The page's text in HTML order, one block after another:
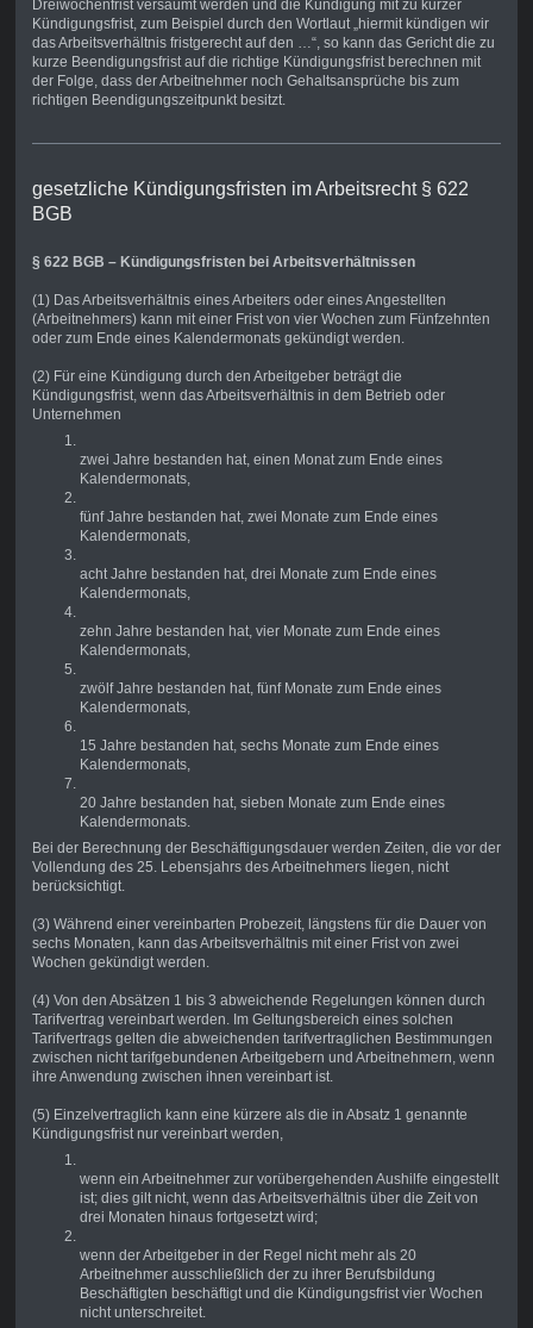
Dreiwochenfrist versäumt werden und die Kündigung mit zu kurzer
Kündigungsfrist, zum Beispiel durch den Wortlaut „hiermit kündigen wir
das Arbeitsverhältnis fristgerecht auf den …“, so kann das Gericht die zu
kurze Beendigungsfrist auf die richtige Kündigungsfrist berechnen mit
der Folge, dass der Arbeitnehmer noch Gehaltsansprüche bis zum
richtigen Beendigungszeitpunkt besitzt.
gesetzliche Kündigungsfristen im Arbeitsrecht § 622
BGB
§ 622 BGB – Kündigungsfristen bei Arbeitsverhältnissen
(1) Das Arbeitsverhältnis eines Arbeiters oder eines Angestellten
(Arbeitnehmers) kann mit einer Frist von vier Wochen zum Fünfzehnten
oder zum Ende eines Kalendermonats gekündigt werden.
(2) Für eine Kündigung durch den Arbeitgeber beträgt die
Kündigungsfrist, wenn das Arbeitsverhältnis in dem Betrieb oder
Unternehmen
zwei Jahre bestanden hat, einen Monat zum Ende eines
Kalendermonats,
fünf Jahre bestanden hat, zwei Monate zum Ende eines
Kalendermonats,
acht Jahre bestanden hat, drei Monate zum Ende eines
Kalendermonats,
zehn Jahre bestanden hat, vier Monate zum Ende eines
Kalendermonats,
zwölf Jahre bestanden hat, fünf Monate zum Ende eines
Kalendermonats,
15 Jahre bestanden hat, sechs Monate zum Ende eines
Kalendermonats,
20 Jahre bestanden hat, sieben Monate zum Ende eines
Kalendermonats.
Bei der Berechnung der Beschäftigungsdauer werden Zeiten, die vor der
Vollendung des 25. Lebensjahrs des Arbeitnehmers liegen, nicht
berücksichtigt.
(3) Während einer vereinbarten Probezeit, längstens für die Dauer von
sechs Monaten, kann das Arbeitsverhältnis mit einer Frist von zwei
Wochen gekündigt werden.
(4) Von den Absätzen 1 bis 3 abweichende Regelungen können durch
Tarifvertrag vereinbart werden. Im Geltungsbereich eines solchen
Tarifvertrags gelten die abweichenden tarifvertraglichen Bestimmungen
zwischen nicht tarifgebundenen Arbeitgebern und Arbeitnehmern, wenn
ihre Anwendung zwischen ihnen vereinbart ist.
(5) Einzelvertraglich kann eine kürzere als die in Absatz 1 genannte
Kündigungsfrist nur vereinbart werden,
wenn ein Arbeitnehmer zur vorübergehenden Aushilfe eingestellt
ist; dies gilt nicht, wenn das Arbeitsverhältnis über die Zeit von
drei Monaten hinaus fortgesetzt wird;
wenn der Arbeitgeber in der Regel nicht mehr als 20
Arbeitnehmer ausschließlich der zu ihrer Berufsbildung
Beschäftigten beschäftigt und die Kündigungsfrist vier Wochen
nicht unterschreitet.